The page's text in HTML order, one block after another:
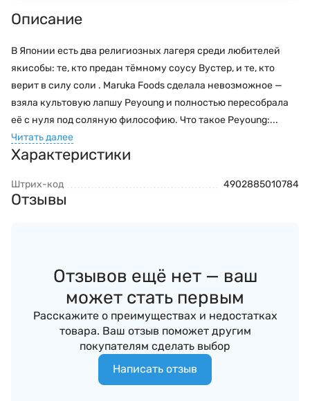
Описание
В Японии есть два религиозных лагеря среди любителей
якисобы: те, кто предан тёмному соусу Вустер, и те, кто
верит в силу соли . Maruka Foods сделала невозможное —
взяла культовую лапшу Peyoung и полностью пересобрала
её с нуля под соляную философию. Что такое Peyoung:...
Читать далее
Характеристики
Штрих-код 4902885010784
Отзывы
Отзывов ещё нет — ваш
может стать первым
Расскажите о преимуществах и недостатках
товара. Ваш отзыв поможет другим
покупателям сделать выбор
Написать отзыв